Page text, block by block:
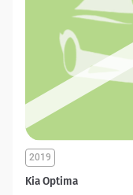
Kia Optima
2019